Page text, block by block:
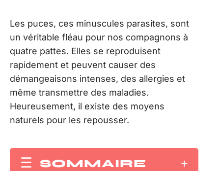
Les puces, ces minuscules parasites, sont
un véritable fléau pour nos compagnons à
quatre pattes. Elles se reproduisent
rapidement et peuvent causer des
démangeaisons intenses, des allergies et
même transmettre des maladies.
Heureusement, il existe des moyens
naturels pour les repousser.
SOMMAIRE